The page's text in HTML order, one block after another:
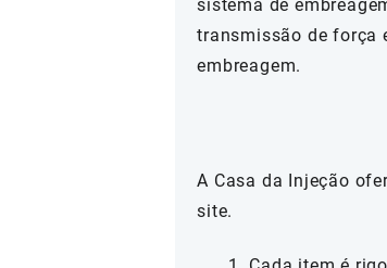
sistema de
transmissão de força
embreagem.
A Casa da Injeção
site.